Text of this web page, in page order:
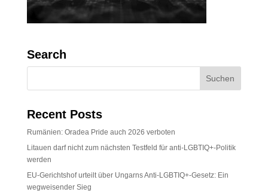
Search
Recent Posts
Rumänien: Oradea Pride auch 2026 verboten
Litauen darf nicht zum nächsten Testfeld für anti-LGBTIQ+-Politik
werden
EU-Gerichtshof urteilt über Ungarns Anti-LGBTIQ+-Gesetz: Ein
wegweisender Sieg